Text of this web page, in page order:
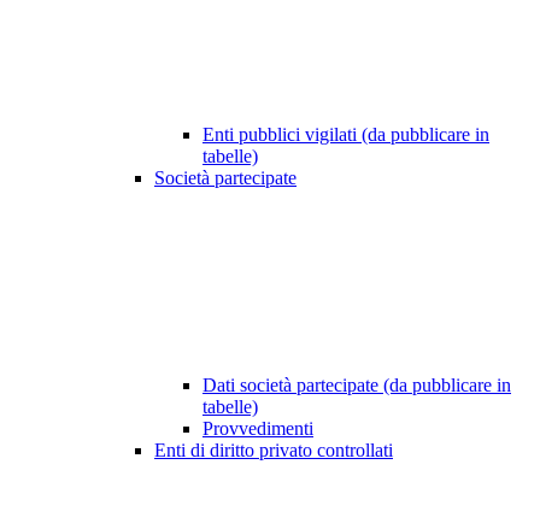
Enti pubblici vigilati (da pubblicare in
tabelle)
Società partecipate
Dati società partecipate (da pubblicare in
tabelle)
Provvedimenti
Enti di diritto privato controllati